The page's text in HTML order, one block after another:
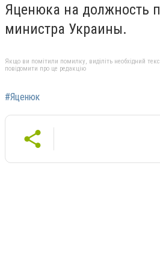
Яценюка на должность
министра Украины.
Якщо ви помітили помилку, виділіть необхідний
повідомити про це редакцію
#Яценюк